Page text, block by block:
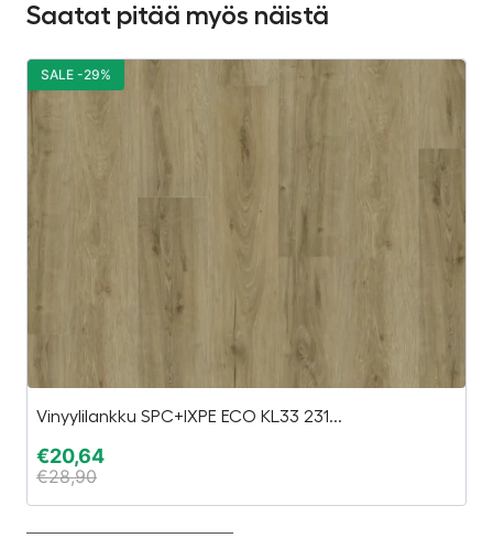
Saatat pitää myös näistä
Vinyylilankku SPC+IXPE ECO KL33 231...
€20,64
€28,90
SALE -29%